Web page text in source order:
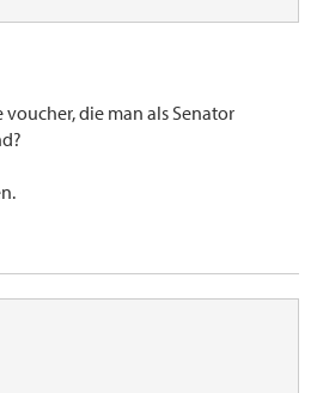
die man als Senator